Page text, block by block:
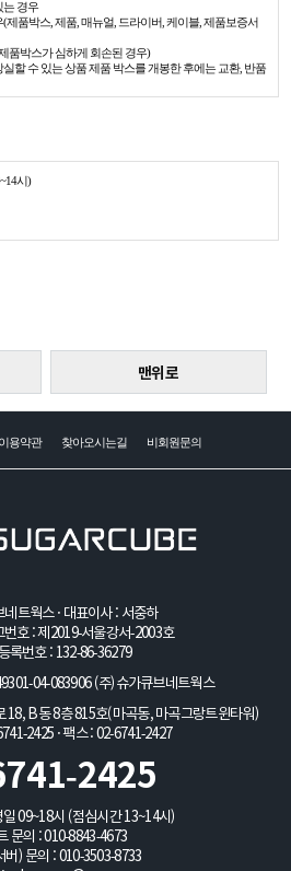
는 경우
품박스, 제품, 매뉴얼, 드라이버, 케이블, 제품보증서
품박스가 심하게 회손된 경우)
할 수 있는 상품 제품 박스를 개봉한 후에는 교환, 반품
시)
맨위로
이용약관 찾아오시는길 비회원문의
트웍스 · 대표이사 : 서중하
번호 : 제2019-서울강서-2003호
록번호 : 132-86-36279
04-083906 (주)슈가큐브네트웍스
18, B동 8층 815호(마곡동, 마곡그랑트윈타워)
2425 · 팩스 : 02-6741-2427
2425
일 09~18시 (점심시간 13~14시)
문의 :010-8843-4673
버) 문의 : 010-3503-8733